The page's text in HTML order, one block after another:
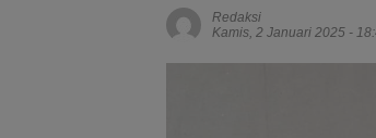
Redaksi
Kamis, 2 Januari 2025 -